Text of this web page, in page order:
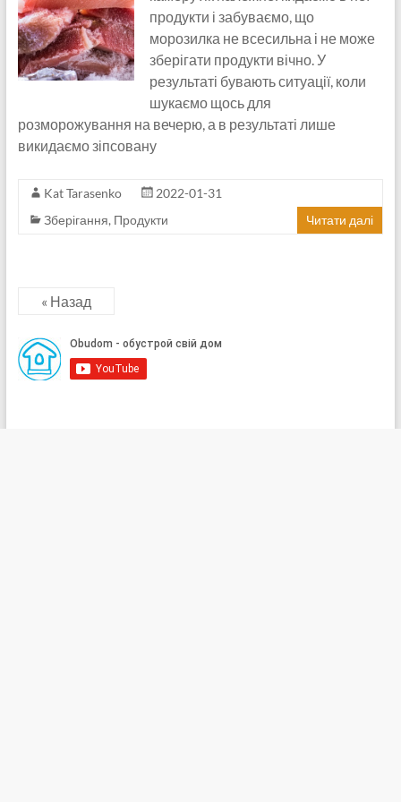
продукти і забуваємо, що
морозилка не всесильна і не може
зберігати продукти вічно. У
результаті бувають ситуації, коли
шукаємо щось для
розморожування на вечерю, а в результаті лише
викидаємо зіпсовану
Kat Tarasenko
2022-01-31
Зберігання, Продукти Читати далі
« Назад